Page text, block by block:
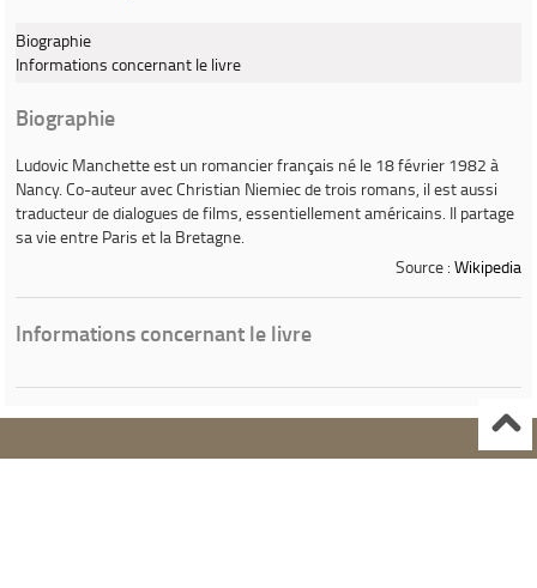
Biographie
Informations concernant le livre
Biographie
Ludovic Manchetteest un romancier français né le 18 février 1982 à
Nancy. Co-auteur avec Christian Niemiec de trois romans, il est aussi
traducteur de dialogues de films, essentiellement américains. Il partage
sa vie entre Paris et la Bretagne.
Source : Wikipedia
Informations concernant le livre